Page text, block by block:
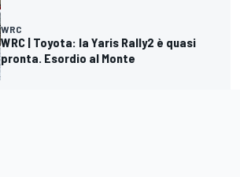
WRC
WRC | Toyota: la Yaris Rally2 è quasi
pronta. Esordio al Monte